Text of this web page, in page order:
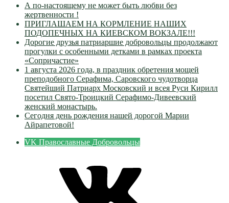
А по-настоящему не может быть любви без
жертвенности !
ПРИГЛАШАЕМ НА КОРМЛЕНИЕ НАШИХ
ПОДОПЕЧНЫХ НА КИЕВСКОМ ВОКЗАЛЕ!!!
Дорогие друзья патриаршие добровольцы продолжают
прогулки с особенными детками в рамках проекта
«Сопричастие»
1 августа 2026 года, в праздник обретения мощей
преподобного Серафима, Саровского чудотворца
Святейший Патриарх Московский и всея Руси Кирилл
посетил Свято-Троицкий Серафимо-Дивеевский
женский монастырь.
Сегодня день рождения нашей дорогой Марии
Айрапетовой!
VK Православные Добровольцы